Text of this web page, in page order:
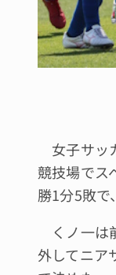
女子サッ
競技場でス
勝1分5敗で
くノ一は
外してニア